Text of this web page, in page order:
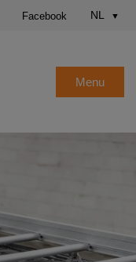
Facebook NL
Menu